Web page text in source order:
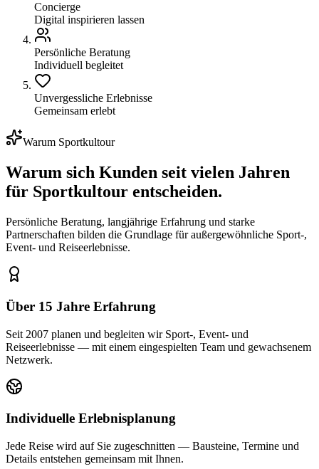
Concierge
Digital inspirieren lassen
Persönliche Beratung
Individuell begleitet
Unvergessliche Erlebnisse
Gemeinsam erlebt
Warum Sportkultour
Warum sich Kunden seit vielen Jahren
für Sportkultour entscheiden.
Persönliche Beratung, langjährige Erfahrung und starke
Partnerschaften bilden die Grundlage für außergewöhnliche Sport-,
Event- und Reiseerlebnisse.
Über 15 Jahre Erfahrung
Seit 2007 planen und begleiten wir Sport-, Event- und
Reiseerlebnisse — mit einem eingespielten Team und gewachsenem
Netzwerk.
Individuelle Erlebnisplanung
Jede Reise wird auf Sie zugeschnitten — Bausteine, Termine und
Details entstehen gemeinsam mit Ihnen.